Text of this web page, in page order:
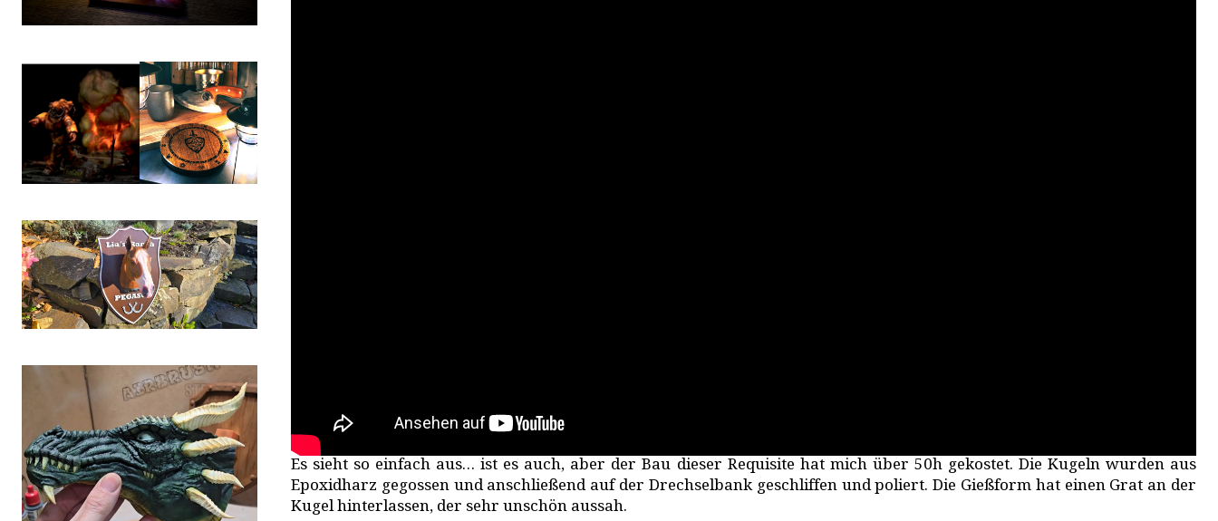
Es sieht so einfach aus… ist es auch, aber der Bau dieser Requisite hat mich über 50h gekostet. Die Kugeln wurden aus
Epoxidharz gegossen und anschließend auf der Drechselbank geschliffen und poliert. Die Gießform hat einen Grat an der
Kugel hinterlassen, der sehr unschön aussah.